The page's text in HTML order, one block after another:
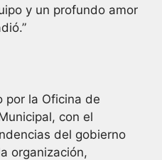
y un profundo amor
por la Oficina de
con el
del gobierno
organización,